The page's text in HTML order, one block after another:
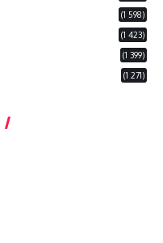
(1 598)
(1 423)
(1 399)
(1 271)